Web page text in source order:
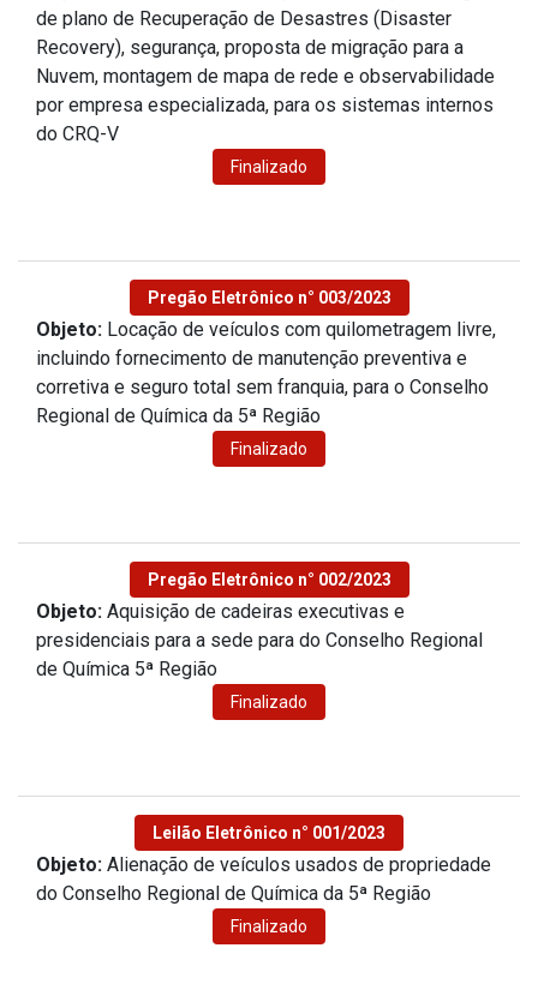
de plano de Recuperação de Desastres (Disaster
Recovery), segurança, proposta de migração para a
Nuvem, montagem de mapa de rede e observabilidade
por empresa especializada, para os sistemas internos
do CRQ-V
Finalizado
Pregão Eletrônico n° 003/2023
Objeto: Locação de veículos com quilometragem livre,
incluindo fornecimento de manutenção preventiva e
corretiva e seguro total sem franquia, para o Conselho
Regional de Química da 5ª Região
Finalizado
Pregão Eletrônico n° 002/2023
Objeto: Aquisição de cadeiras executivas e
presidenciais para a sede para do Conselho Regional
de Química 5ª Região
Finalizado
Leilão Eletrônico n° 001/2023
Objeto: Alienação de veículos usados de propriedade
do Conselho Regional de Química da 5ª Região
Finalizado